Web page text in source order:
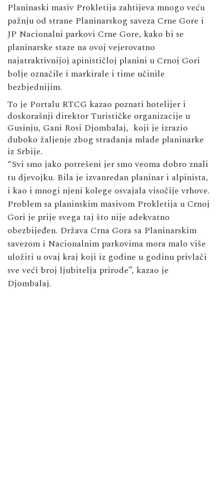
Planinaski masiv Prokletija zahtijeva mnogo veću
pažnju od strane Planinarskog saveza Crne Gore i
JP Nacionalni parkovi Crne Gore, kako bi se
planinarske staze na ovoj vejerovatno
najatraktivnijoj apinističloj planini u Crnoj Gori
bolje označile i markirale i time učinile
bezbjednijim.
To je Portalu RTCG kazao poznati hotelijer i
doskorašnji direktor Turističke organizacije u
Gusinju, Gani Rosi Djombalaj, koji je izrazio
duboko žaljenje zbog stradanja mlade planinarke
iz Srbije.
“Svi smo jako potrešeni jer smo veoma dobro znali
tu djevojku. Bila je izvanredan planinar i alpinista,
i kao i mnogi njeni kolege osvajala visočije vrhove.
Problem sa planinskim masivom Prokletija u Crnoj
Gori je prije svega taj što nije adekvatno
obezbijeđen. Država Crna Gora sa Planinarskim
savezom i Nacionalnim parkovima mora malo više
uložiti u ovaj kraj koji iz godine u godinu privlači
sve veći broj ljubitelja prirode”, kazao je
Djombalaj.